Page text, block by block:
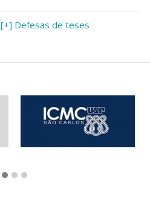
[+] Defesas de teses